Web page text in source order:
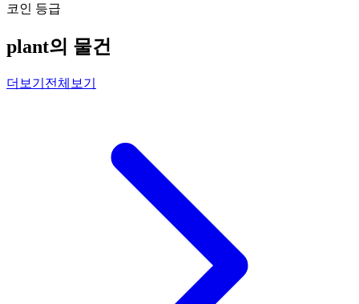
코인 등급
plant의 물건
더보기 전체보기